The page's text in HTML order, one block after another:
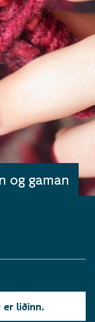
og gaman
er liðinn.